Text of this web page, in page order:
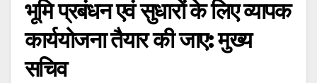
भूमि प्रबंधन एवं सुधारों के लिए व्यापक
कार्ययोजना तैयार की जाए: मुख्य
सचिव